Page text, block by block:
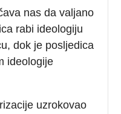
nas da valjano
rabi ideologiju
dok je posljedica
ideologije
uzrokovao